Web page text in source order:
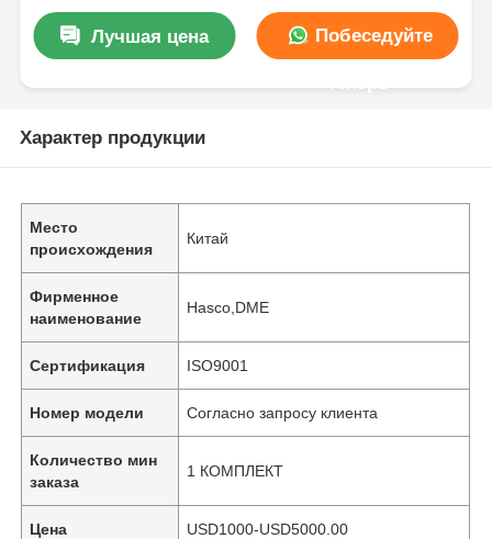
Лучшая цена Побеседуйте
Характер продукции
Место
происхождения
Китай
Фирменное
наименование
Hasco,DME
Сертификация ISO9001
Номер модели Согласно запросу клиента
Количество мин
заказа
1 КОМПЛЕКТ
Цена USD1000-USD5000.00